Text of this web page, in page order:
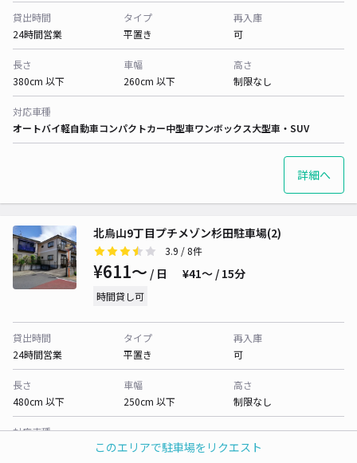
このエリアで駐車場をリクエスト
貸出時間
24時間営業
タイプ
平置き
再入庫
可
長さ
380cm 以下
車幅
260cm 以下
高さ
制限なし
対応車種
オートバイ軽自動車コンパクトカー中型車ワンボックス大型車・SUV
詳細へ
北烏山9丁目プチメゾン杉田駐車場(2)
3.9 / 8件
¥611〜 / 日 ¥41〜 / 15分
時間貸し可
貸出時間
24時間営業
タイプ
平置き
再入庫
可
長さ
480cm 以下
車幅
250cm 以下
高さ
制限なし
対応車種
軽自動車コンパクトカー中型車ワンボックス 大型車・SUV